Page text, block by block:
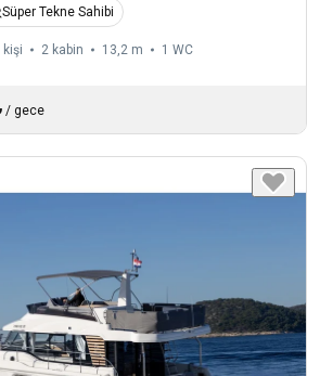
Süper Tekne Sahibi
kişi 2 kabin 13,2 m 1 WC
/ gece